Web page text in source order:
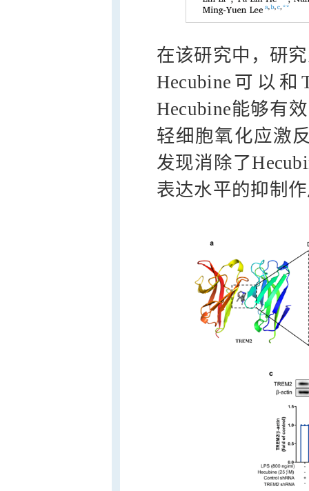
在该研究中，研
Hecubine可以
Hecubine能够有
轻细胞氧化应激
发现消除了
表达水平的抑制